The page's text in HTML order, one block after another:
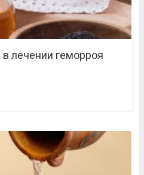
лечении геморроя